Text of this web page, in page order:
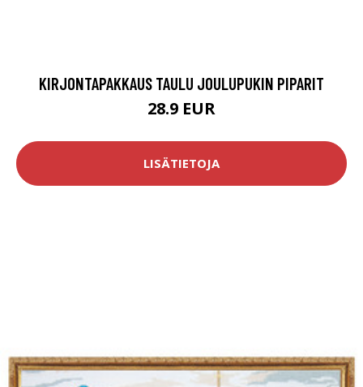
KIRJONTAPAKKAUS TAULU JOULUPUKIN PIPARIT
28.9 EUR
LISÄTIETOJA